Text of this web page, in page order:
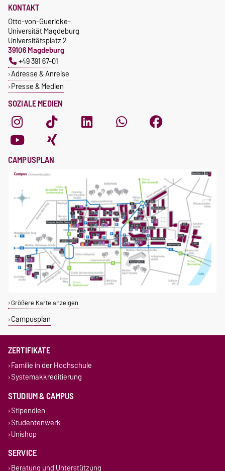
SOZIALE MEDIEN
KONTAKT
Otto-von-Guericke-
Universität Magdeburg
Universitätsplatz 2
39106 Magdeburg
+49 391 67-01
Adresse & Anreise
Presse & Medien
CAMPUSPLAN
Größere Karte anzeigen
Campusplan
ZERTIFIKATE
Familie in der Hochschule
Systemakkreditierung
STUDIUM & CAMPUS
Stipendien
Studentenwerk
Unishop
SERVICE
Beratung und Unterstützung